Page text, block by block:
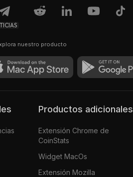
nuestro producto
Productos adicionales
Extensión Chrome de
CoinStats
Widget MacOs
Extensión Mozilla